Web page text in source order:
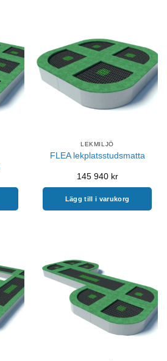
LEKMILJÖ
FLEA lekplatsstudsmatta
145 940 kr
Lägg till i varukorg